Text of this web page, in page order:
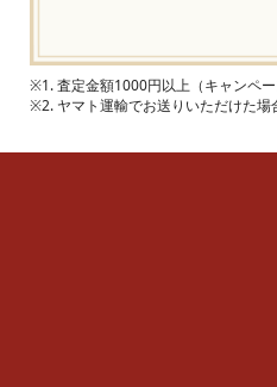
※1. 査定金額1000円以上（キャンペ
※2. ヤマト運輸でお送りいただけた場